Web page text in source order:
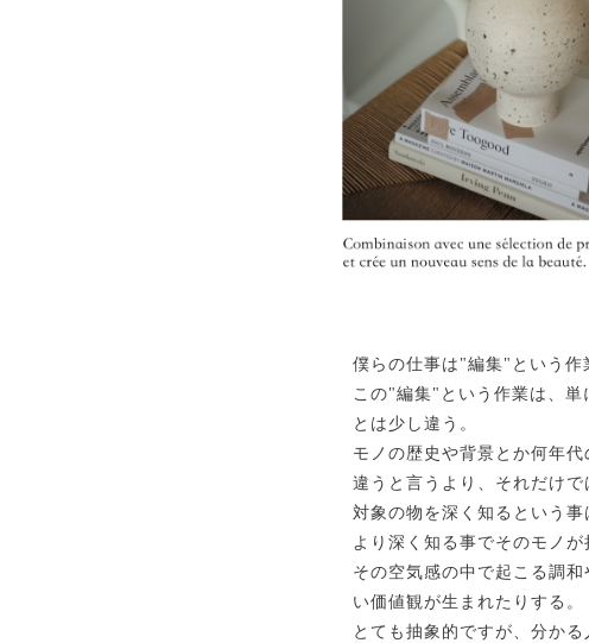
僕らの仕事は"編集"という作
この"編集"という作業は、単
とは少し違う。
モノの歴史や背景とか何年
違うと言うより、それだけで
対象の物を深く知るという
より深く知る事でそのモノ
その空気感の中で起こる調
い価値観が生まれたりする。
とても抽象的ですが、分かる